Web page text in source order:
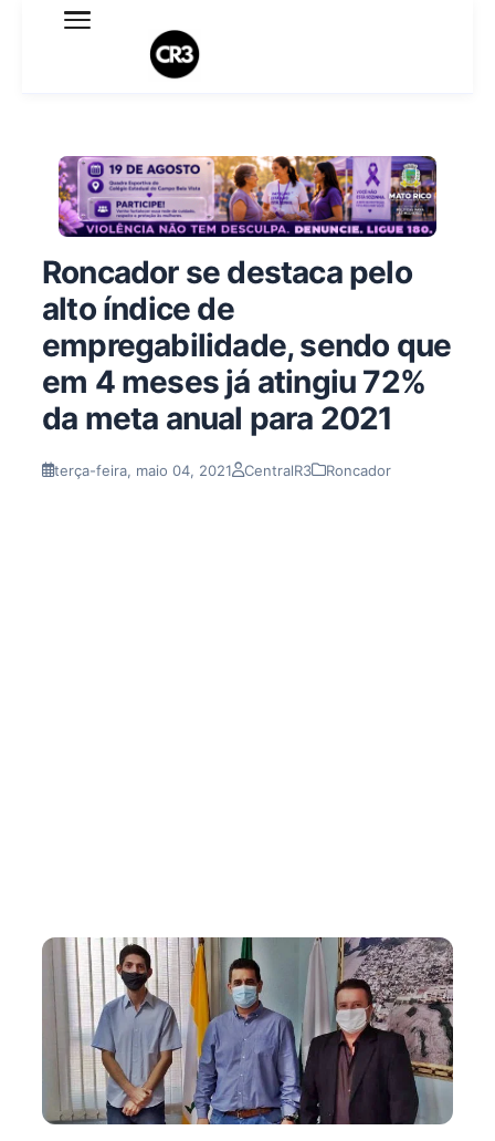
Expediente
Termo de Uso
Sobre o blog
Roncador se destaca pelo
alto índice de
empregabilidade, sendo que
em 4 meses já atingiu 72%
da meta anual para 2021
terça-feira, maio 04, 2021 CentralR3 Roncador